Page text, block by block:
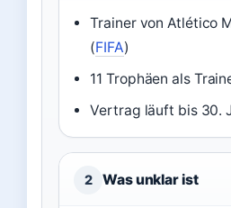
Trainer von Atlético
(FIFA)
11 Trophäen als
Vertrag läuft bis 30.
2 Was unklar ist